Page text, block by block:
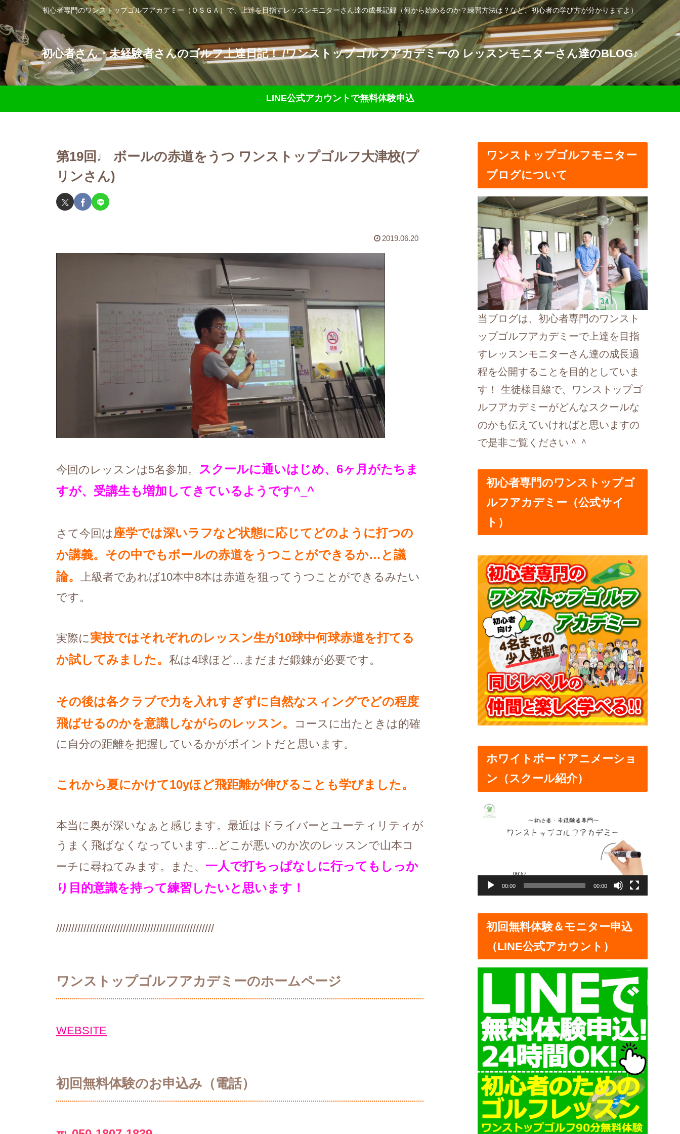
初心者専門のワンストップゴルフアカデミー（ＯＳＧＡ）で、上達を目指すレッスンモニターさん達の成長記録（何から始めるのか？練習方法は？など、初心者の学び方が分かりますよ）
初心者さん・未経験者さんのゴルフ上達日記！ /ワンストップゴルフアカデミーの レッスンモニターさん達のBLOG♪
LINE公式アカウントで無料体験申込
第19回♩ ボールの赤道をうつ ワンストップゴルフ大津校(プ
リンさん)
2019.06.20
今回のレッスンは5名参加。 スクールに通いはじめ、6ヶ月がたちま
すが、受講生も増加してきているようです^_^
さて今回は 座学では深いラフなど状態に応じてどのように打つの
か講義。 その中でもボールの赤道をうつことができるか…と議
論。
上級者であれば10本中8本は赤道を狙ってうつことができるみたい
です。
実際に実技ではそれぞれのレッスン生が10球中何球赤道を打てる
か試してみました。 私は4球ほど…まだまだ鍛錬が必要です。
その後は各クラブで力を入れすぎずに自然なスィングでどの程度
飛ばせるのかを意識しながらのレッスン。
コースに出たときは的確
に自分の距離を把握しているかがポイントだと思います。
これから夏にかけて10yほど飛距離が伸びることも学びました。
本当に奥が深いなぁと感じます。最近はドライバーとユーティリティが
うまく飛ばなくなっています…どこが悪いのか次のレッスンで山本コ
ーチに尋ねてみます。また、 一人で打ちっぱなしに行ってもしっか
り目的意識を持って練習したいと思います！
////////////////////////////////////////////////////
ワンストップゴルフアカデミーのホームページ
WEBSITE
初回無料体験のお申込み（電話）
ワンストップゴルフモニター
ブログについて
当ブログは、初心者専門のワンスト
ップゴルフアカデミーで上達を目指
すレッスンモニターさん達の成長過
程を公開することを目的としていま
す！ 生徒様目線で、ワンストップゴ
ルフアカデミーがどんなスクールな
のかも伝えていければと思いますの
で是非ご覧ください＾＾
初心者専門のワンストップゴ
ルフアカデミー（公式サイ
ト）
ホワイトボードアニメーショ
ン（スクール紹介）
動
ー
ヤ
ー
00:00 00:00
初回無料体験＆モニター申込
（LINE公式アカウント）